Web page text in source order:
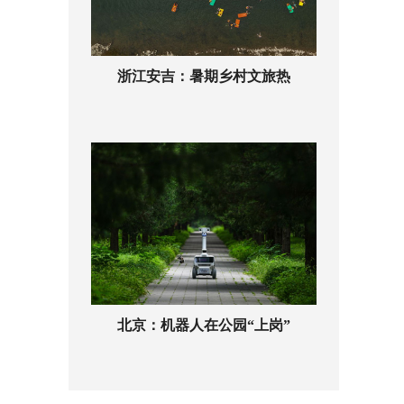
浙江安吉：暑期乡村文旅热
北京：机器人在公园“上岗”